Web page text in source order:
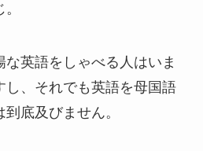
な英語をしゃべる人はいま
し、それでも英語を母国語
底及びません。